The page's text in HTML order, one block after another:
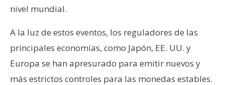
nivel mundial.
A la luz de estos eventos, los reguladores de las
principales economías, como Japón, EE. UU. y
Europa se han apresurado para emitir nuevos y
más estrictos controles para las monedas estables.